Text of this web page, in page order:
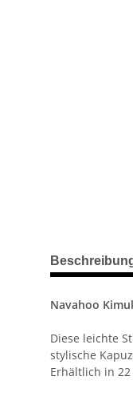
weitere
Navahoo
Diese leichte
stylische
Erhältlich in 22